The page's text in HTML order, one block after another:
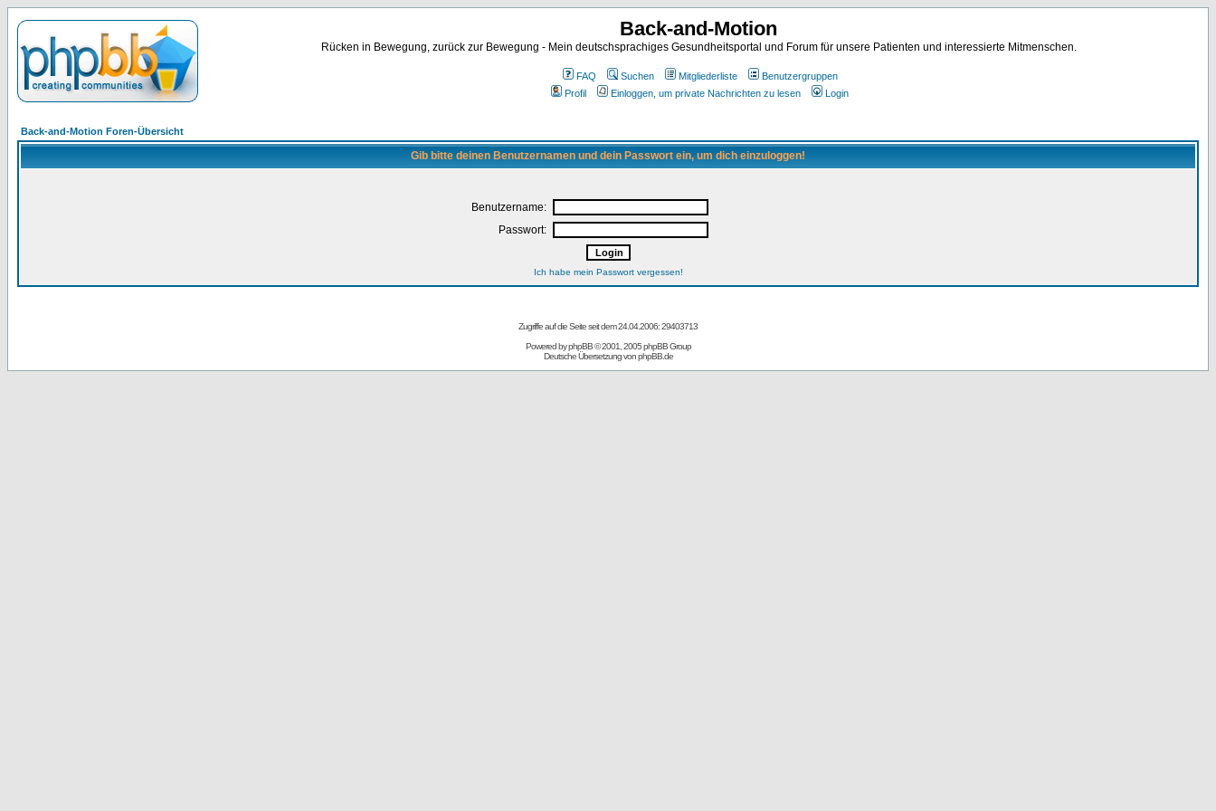
Back-and-Motion
Rücken in Bewegung, zurück zur Bewegung - Mein deutschsprachiges Gesundheitsportal und Forum für unsere Patienten und interessierte Mitmenschen.
FAQ Suchen Mitgliederliste
Benutzergruppen
Profil
Einloggen, um private Nachrichten zu lesen Login
Back-and-Motion Foren-Übersicht
Gib bitte deinen Benutzernamen und dein Passwort ein, um dich einzuloggen!
Benutzername:
Passwort:
Ich habe mein Passwort vergessen!
Zugriffe auf die Seite seit dem 24.04.2006: 29403713
Powered byphpBB© 2001, 2005 phpBB Group
Deutsche Übersetzung vonphpBB.de